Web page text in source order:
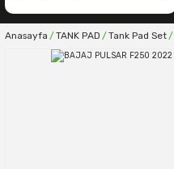
Anasayfa TANK PAD Tank Pad Set